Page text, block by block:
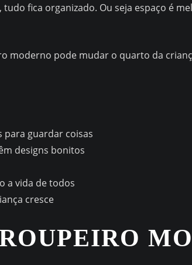
, tudo fica organizado. Ou seja espaço é
moderno pode mudar o quarto da
para guardar coisas
designs bonitos
a vida de todos
cresce